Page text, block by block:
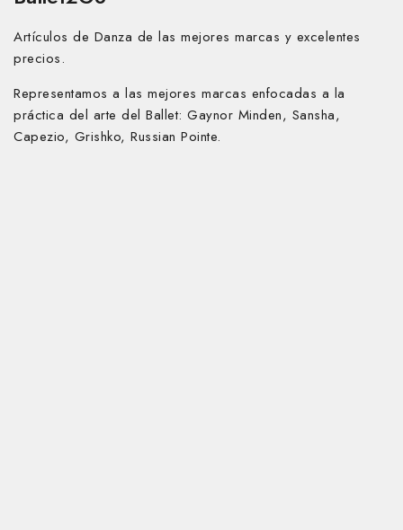
Artículos de Danza de las mejores marcas y excelentes
precios.
Representamos a las mejores marcas enfocadas a la
práctica del arte del Ballet: Gaynor Minden, Sansha,
Capezio, Grishko, Russian Pointe.